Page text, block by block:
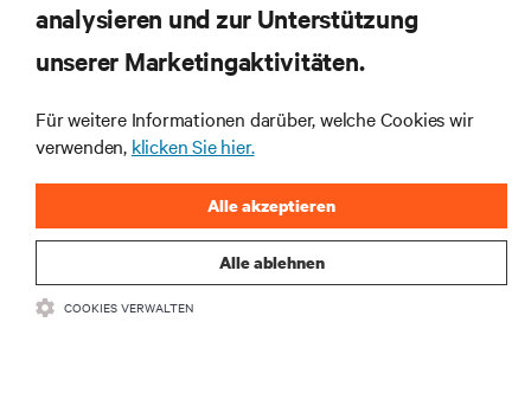
Katja.Neumann@Vertiv.com
+49 163 88 55 160
analysieren und zur Unterstützung
unserer Marketingaktivitäten.
Für weitere Informationen darüber, welche Cookies wir
verwenden, klicken Sie hier.
Alle ablehnen
Alle akzeptieren
COOKIES VERWALTEN